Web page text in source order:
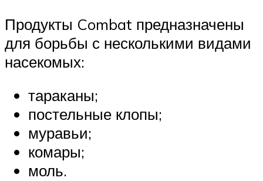
Продукты Combat предназначены
для борьбы с несколькими видами
насекомых:
тараканы;
постельные клопы;
муравьи;
комары;
моль.